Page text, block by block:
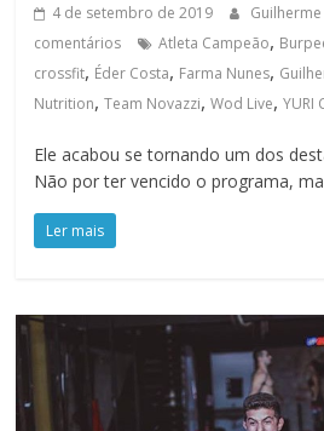
4 de setembro de 2019
comentários
Atleta Campeão,
crossfit, Éder Costa, Farma Nunes,
Nutrition,Team Novazzi,Wod Live,YURI
Ele acabou se tornando um dos
Não por ter vencido o programa,
Ler mais